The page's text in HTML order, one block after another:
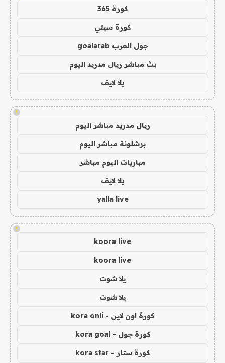
كورة 365
كورة سيتي
جول العرب goalarab
بث مباشر ريال مدريد اليوم
يلا لايف
!
ريال مدريد مباشر اليوم
برشلونة مباشر اليوم
مباريات اليوم مباشر
يلا لايف
yalla live
!
koora live
koora live
يلا شوت
يلا شوت
كورة اون لاين - kora onli
كورة جول - kora goal
كورة ستار - kora star